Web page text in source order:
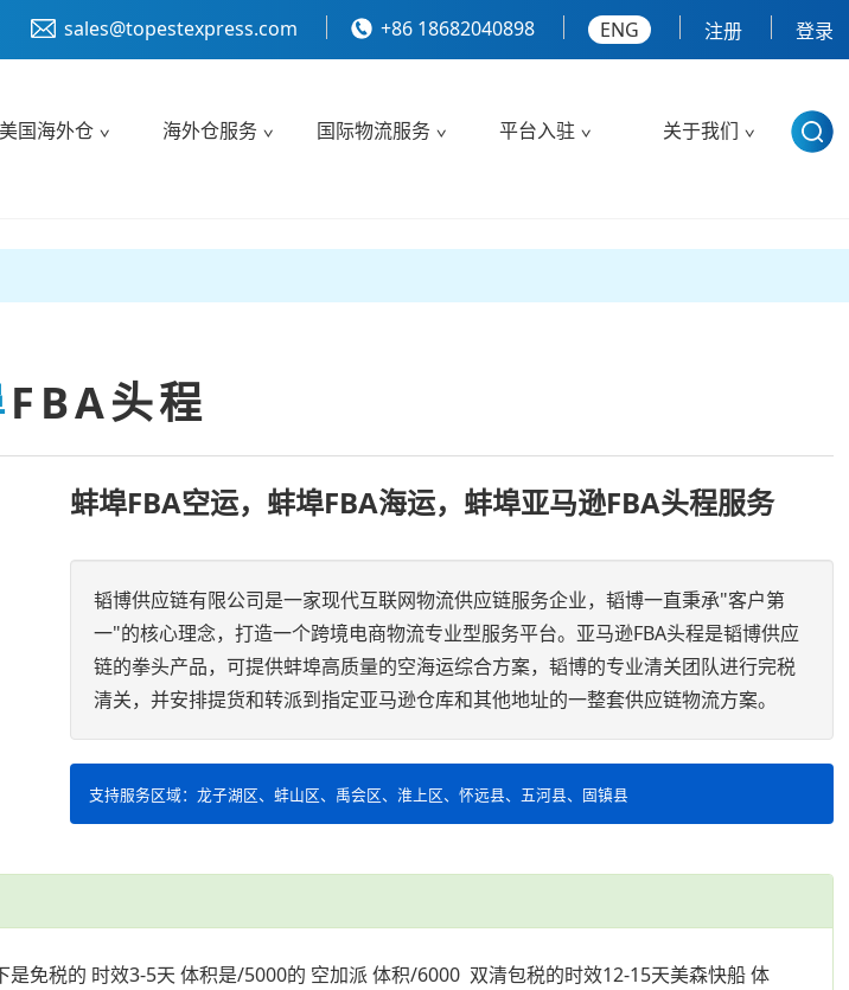
sales@topestexpress.com +86 18682040898 ENG 注册 登录
美国海外仓 海外仓服务 国际物流服务 平台入驻 关于我们
FBA头程
蚌埠FBA空运，蚌埠FBA海运，蚌埠亚马逊FBA头程服务
韬博供应链有限公司是一家现代互联网物流供应链服务企业，韬博一直秉承"客户第
一"的核心理念，打造一个跨境电商物流专业型服务平台。亚马逊FBA头程是韬博供应
链的拳头产品，可提供蚌埠高质量的空海运综合方案，韬博的专业清关团队进行完税
清关，并安排提货和转派到指定亚马逊仓库和其他地址的一整套供应链物流方案。
支持服务区域：龙子湖区、蚌山区、禹会区、淮上区、怀远县、五河县、固镇县
免税的 时效3-5天 体积是/5000的 空加派 体积/6000 双清包税的时效12-15天美森快船 体